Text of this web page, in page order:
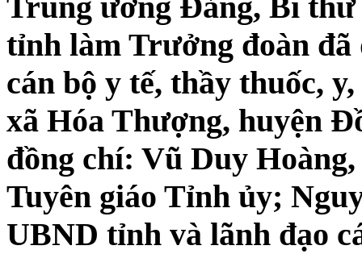
tỉnh làm Trưởng đoàn đã
cán bộ y tế, thầy thuốc,
xã Hóa Thượng, huyện
đồng chí: Vũ Duy
Tuyên giáo Tỉnh ủy;
UBND tỉnh và lãnh đạo